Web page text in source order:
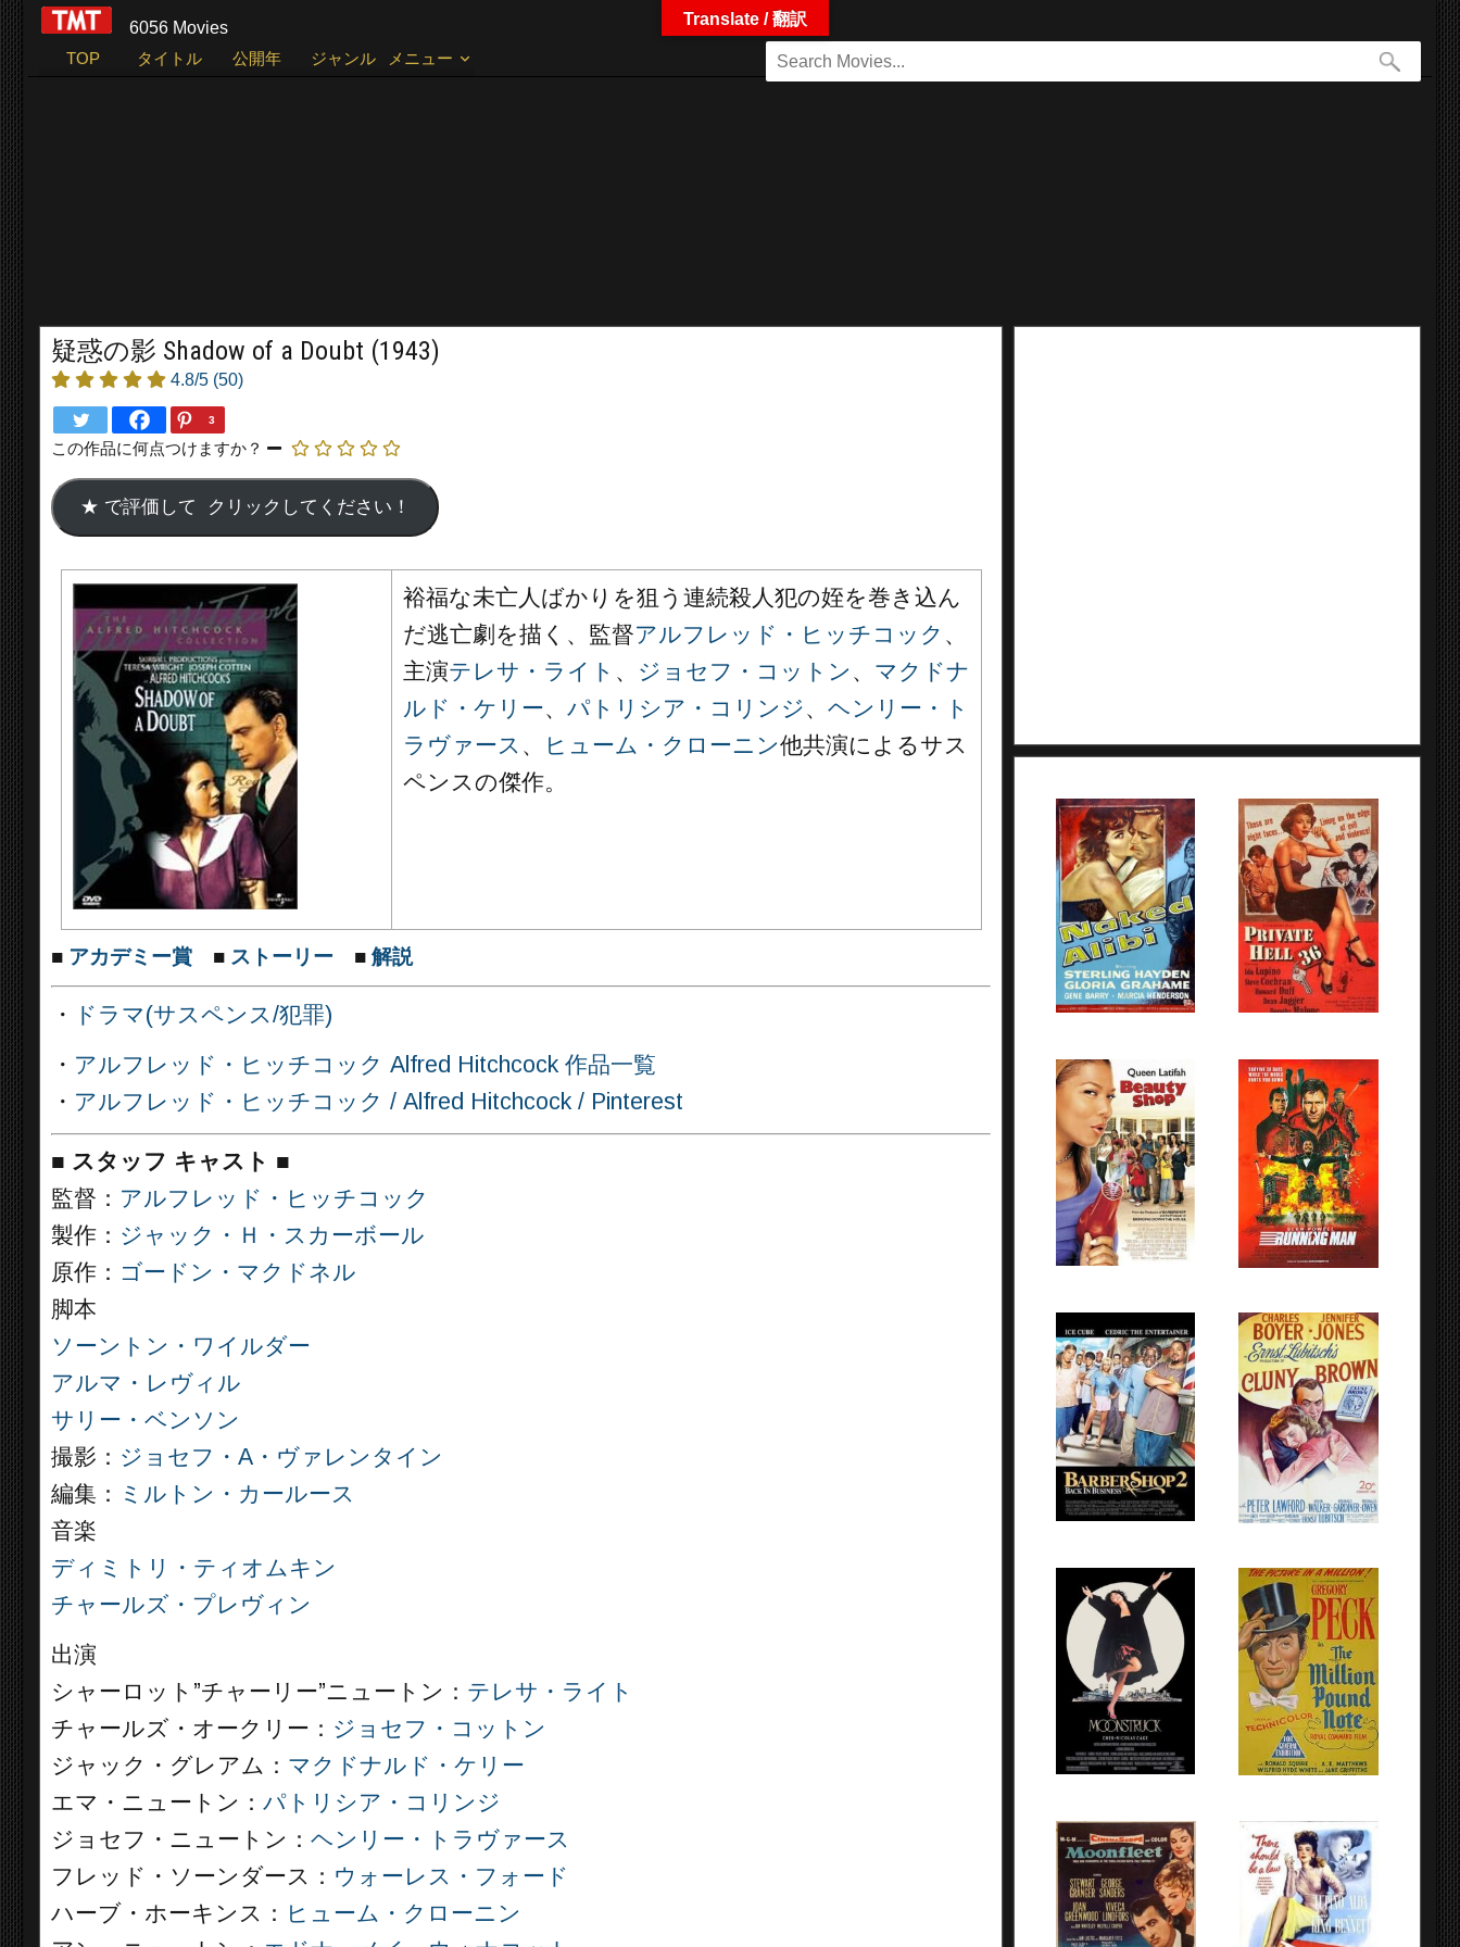
6056 Movies
TOP
タイトル 公開年 ジャンル メニュー
疑惑の影 Shadow of a Doubt (1943)
4.8/5 (50)
3
この作品に何点つけますか？
裕福な未亡人ばかりを狙う連続殺人犯の姪を巻き込ん
だ逃亡劇を描く、監督アルフレッド・ヒッチコック 、
主演テレサ・ライト 、 ジョセフ・コットン 、 マクドナ
ルド・ケリー、 パトリシア・コリンジ、 ヘンリー・ト
ラヴァース 、 ヒューム・クローニン他共演によるサス
ペンスの傑作。
■ アカデミー賞 ■ ストーリー ■ 解説
・
ドラマ(サスペンス/犯罪)
・ アルフレッド・ヒッチコック Alfred Hitchcock 作品一覧
・ アルフレッド・ヒッチコック / Alfred Hitchcock / Pinterest
■ スタッフ キャスト ■
監督： アルフレッド・ヒッチコック
製作： ジャック・Ｈ・スカーボール
原作： ゴードン・マクドネル
脚本
ソーントン・ワイルダー
アルマ・レヴィル
サリー・ベンソン
撮影： ジョセフ・A・ヴァレンタイン
編集： ミルトン・カールース
音楽
ディミトリ・ティオムキン
チャールズ・プレヴィン
出演
シャーロット”チャーリー”ニュートン： テレサ・ライト
チャールズ・オークリー： ジョセフ・コットン
ジャック・グレアム： マクドナルド・ケリー
エマ・ニュートン： パトリシア・コリンジ
ジョセフ・ニュートン： ヘンリー・トラヴァース
フレッド・ソーンダース： ウォーレス・フォード
ハーブ・ホーキンス： ヒューム・クローニン
Translate / 翻訳